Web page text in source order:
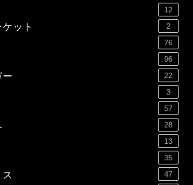
12
ット 2
76
96
ー 22
3
57
28
13
35
47